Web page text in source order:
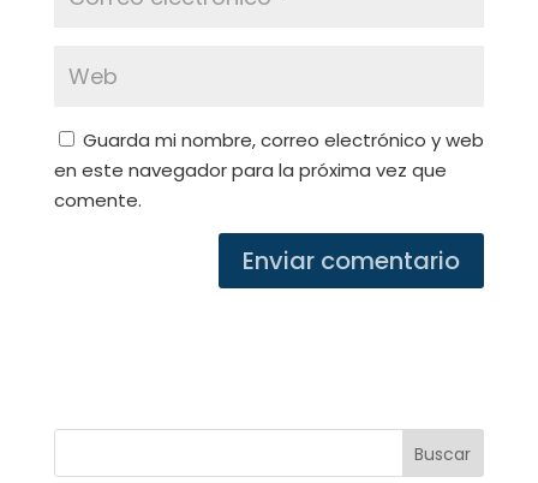
Guarda mi nombre, correo electrónico y web
en este navegador para la próxima vez que
comente.